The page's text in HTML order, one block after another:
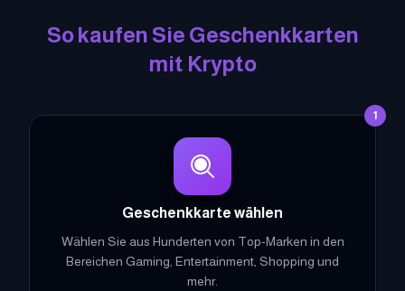
So kaufen Sie Geschenkkarten
mit Krypto
1
Geschenkkarte wählen
Wählen Sie aus Hunderten von Top-Marken in den
Bereichen Gaming, Entertainment, Shopping und
mehr.